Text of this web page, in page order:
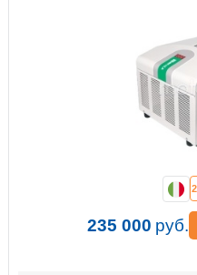
235 000 руб.